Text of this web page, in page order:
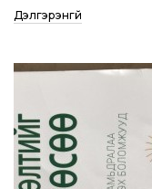
Дэлгэрэнгүй